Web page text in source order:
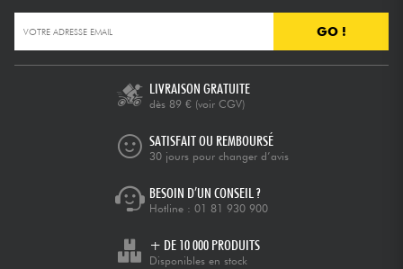
GO !
LIVRAISON GRATUITE
dès 89 € (voir CGV)
SATISFAIT OU REMBOURSÉ
30 jours pour changer d’avis
BESOIN D’UN CONSEIL ?
Hotline : 01 81 930 900
+ DE 10 000 PRODUITS
Disponibles en stock